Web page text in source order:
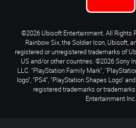
©2026 Ubisoft Entertainment. All Rights
Rainbow Six, the Soldier Icon, Ubisoft,
registered or unregistered trademarks of
US and/or other countries. ©2026 Sony
LLC. "PlayStation Family Mark",
logo", "PS4", "PlayStation Shapes Logo"
registered trademarks or
Entertainment Inc.